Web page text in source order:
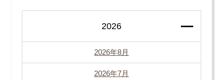
2026
2026年8月
2026年7月